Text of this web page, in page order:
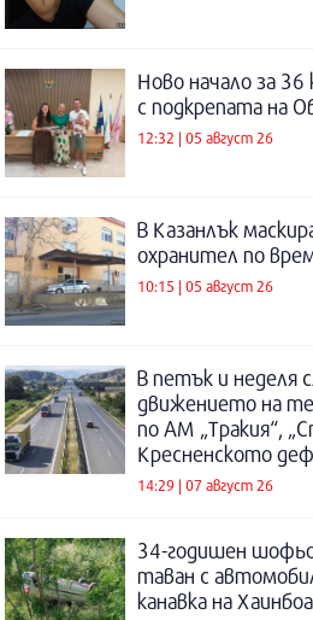
Ново начало за
с подкрепата на
12:32 | 05 август 26
В Казанлък
охранител по
10:15 | 05 август 26
В петък и неделя
движението на
по АМ „Тракия“,
Кресненското
14:29 | 07 август 26
34-годишен
таван с
канавка на